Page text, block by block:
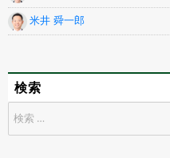
米井 舜一郎
検索